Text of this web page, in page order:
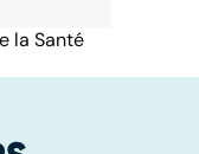
la Santé